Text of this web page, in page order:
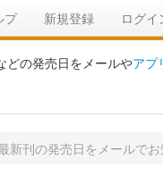
プ 新規登録 ログイ
どの発売日をメールやアプ
新刊の発売日をメールで